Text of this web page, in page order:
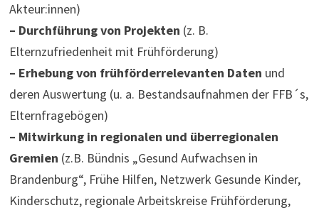
Akteur:innen)
– Durchführung von Projekten (z. B.
Elternzufriedenheit mit Frühförderung)
– Erhebung von frühförderrelevanten Daten und
deren Auswertung (u. a. Bestandsaufnahmen der FFB´s,
Elternfragebögen)
– Mitwirkung in regionalen und überregionalen
Gremien (z.B. Bündnis „Gesund Aufwachsen in
Brandenburg“, Frühe Hilfen, Netzwerk Gesunde Kinder,
Kinderschutz, regionale Arbeitskreise Frühförderung,